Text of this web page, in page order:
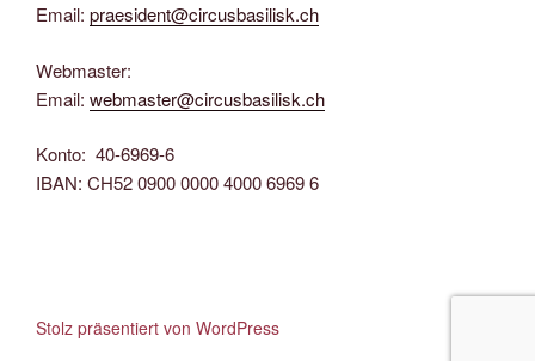
Email: praesident@circusbasilisk.ch
Webmaster:
Email: webmaster@circusbasilisk.ch
Konto: 40-6969-6
IBAN: CH52 0900 0000 4000 6969 6
Stolz präsentiert von WordPress